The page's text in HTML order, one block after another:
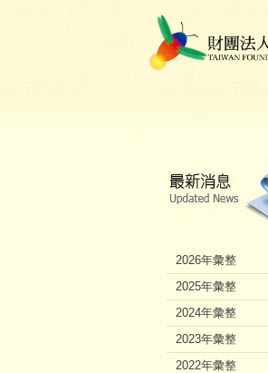
2026年彙整
2025年彙整
2024年彙整
2023年彙整
2022年彙整